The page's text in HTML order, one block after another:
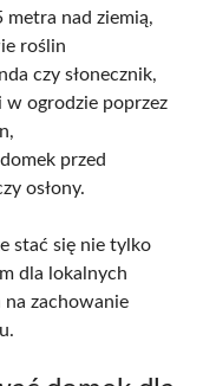
metra nad ziemią,
roślin
czy słonecznik,
ogrodzie poprzez
przed
osłony.
stać się nie tylko
dla lokalnych
zachowanie